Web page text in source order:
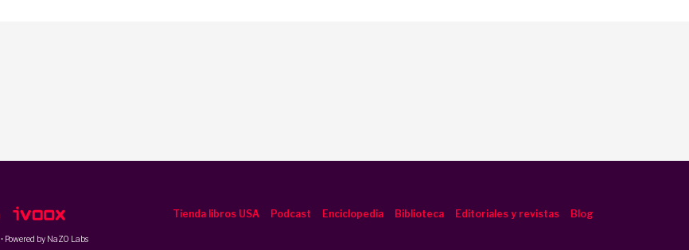
Tienda libros USA Podcast Enciclopedia Biblioteca Editoriales y revistas Blog
• Powered by NaZO Labs